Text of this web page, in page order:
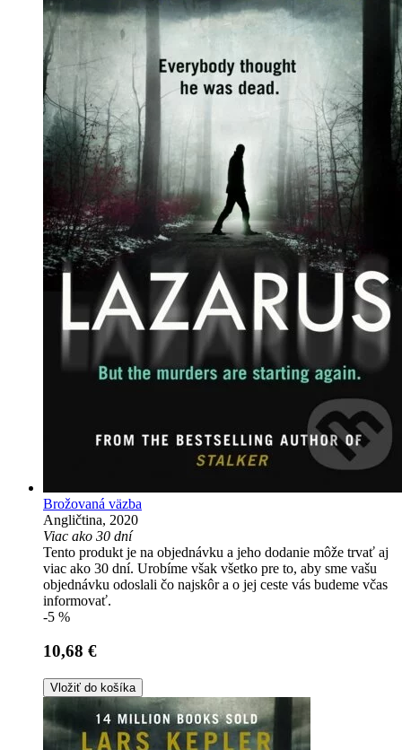
Brožovaná väzba
Angličtina, 2020
Viac ako 30 dní
Tento produkt je na objednávku a jeho dodanie môže trvať aj
viac ako 30 dní. Urobíme však všetko pre to, aby sme vašu
objednávku odoslali čo najskôr a o jej ceste vás budeme včas
informovať.
-5 %
10,68 €
Vložiť do košíka